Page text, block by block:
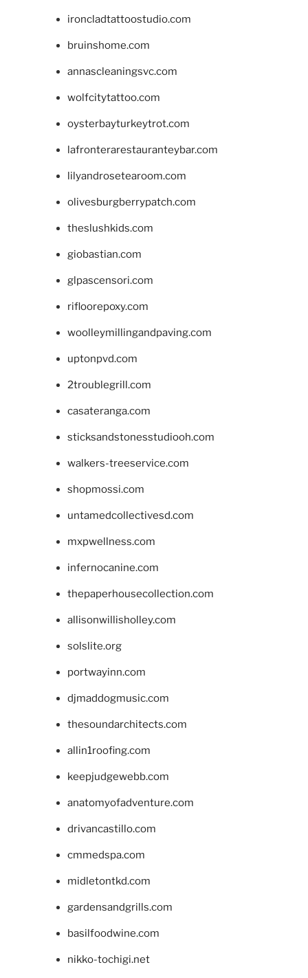
ironcladtattoostudio.com
bruinshome.com
annascleaningsvc.com
wolfcitytattoo.com
oysterbayturkeytrot.com
lafronterarestauranteybar.com
lilyandrosetearoom.com
olivesburgberrypatch.com
theslushkids.com
giobastian.com
glpascensori.com
rifloorepoxy.com
woolleymillingandpaving.com
uptonpvd.com
2troublegrill.com
casateranga.com
sticksandstonesstudiooh.com
walkers-treeservice.com
shopmossi.com
untamedcollectivesd.com
mxpwellness.com
infernocanine.com
thepaperhousecollection.com
allisonwillisholley.com
solslite.org
portwayinn.com
djmaddogmusic.com
thesoundarchitects.com
allin1roofing.com
keepjudgewebb.com
anatomyofadventure.com
drivancastillo.com
cmmedspa.com
midletontkd.com
gardensandgrills.com
basilfoodwine.com
nikko-tochigi.net